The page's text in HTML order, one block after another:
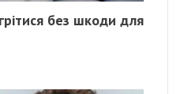
без шкоди для